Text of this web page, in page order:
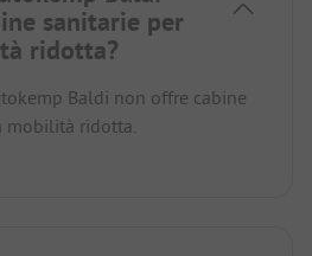
sanitarie per
ridotta?
Baldi non offre cabine
mobilità ridotta.